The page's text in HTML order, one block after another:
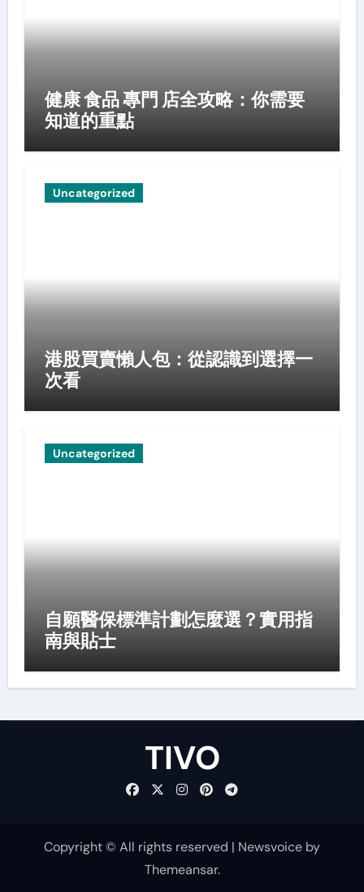
健康 食品 專門 店全攻略：你需要
知道的重點
Uncategorized
港股買賣懶人包：從認識到選擇一
次看
Uncategorized
自願醫保標準計劃怎麼選？實用指
南與貼士
TIVO
Copyright © All rights reserved | Newsvoice by
Themeansar.